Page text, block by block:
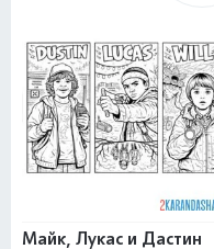
Майк, Лукас и Дастин